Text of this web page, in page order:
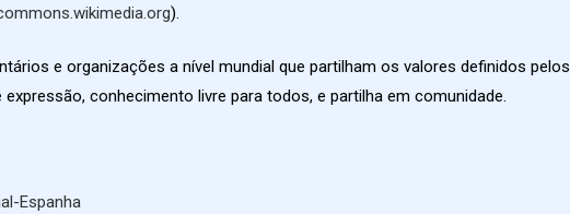
).
e organizações a nível mundial que partilham os valores definidos pelos
conhecimento livre para todos, e partilha em comunidade.
Espanha